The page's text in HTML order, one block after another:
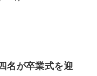
名が卒業式を迎